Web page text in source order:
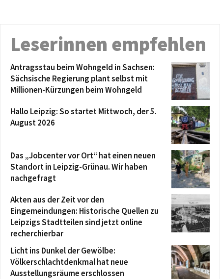
Leserinnen empfehlen
Antragsstau beim Wohngeld in Sachsen:
Sächsische Regierung plant selbst mit
Millionen-Kürzungen beim Wohngeld
Hallo Leipzig: So startet Mittwoch, der 5.
August 2026
Das „Jobcenter vor Ort“ hat einen neuen
Standort in Leipzig-Grünau. Wir haben
nachgefragt
Akten aus der Zeit vor den
Eingemeindungen: Historische Quellen zu
Leipzigs Stadtteilen sind jetzt online
recherchierbar
Licht ins Dunkel der Gewölbe:
Völkerschlachtdenkmal hat neue
Ausstellungsräume erschlossen